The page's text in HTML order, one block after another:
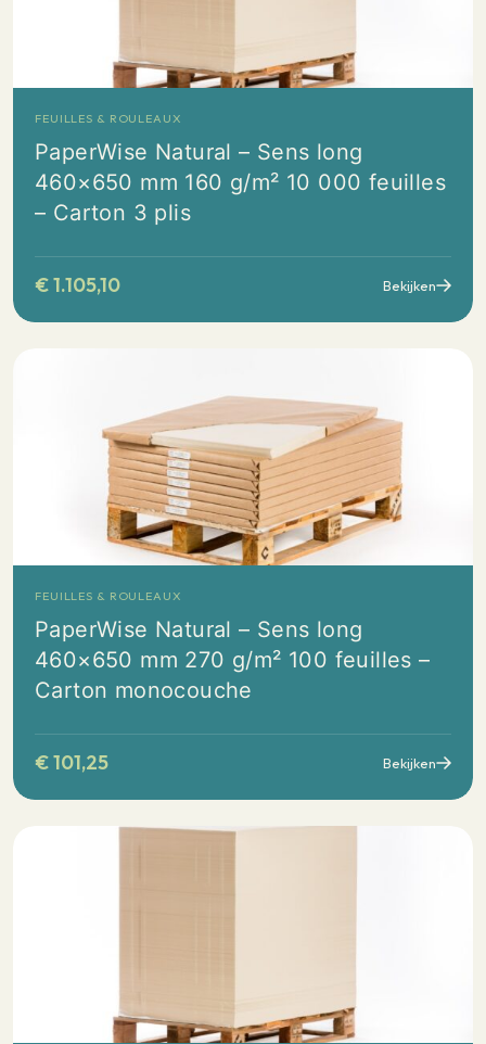
FEUILLES & ROULEAUX
PaperWise Natural – Sens long
460×650 mm 160 g/m² 10 000 feuilles
– Carton 3 plis
€1.105,10 Bekijken
FEUILLES & ROULEAUX
PaperWise Natural – Sens long
460×650 mm 270 g/m² 100 feuilles –
Carton monocouche
€101,25 Bekijken